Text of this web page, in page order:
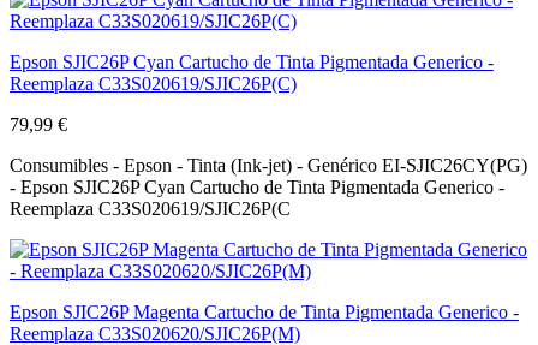
Epson SJIC26P Cyan Cartucho de Tinta Pigmentada Generico -
Reemplaza C33S020619/SJIC26P(C)
79,99 €
Consumibles - Epson - Tinta (Ink-jet) - Genérico EI-SJIC26CY(PG)
- Epson SJIC26P Cyan Cartucho de Tinta Pigmentada Generico -
Reemplaza C33S020619/SJIC26P(C
Epson SJIC26P Magenta Cartucho de Tinta Pigmentada Generico -
Reemplaza C33S020620/SJIC26P(M)